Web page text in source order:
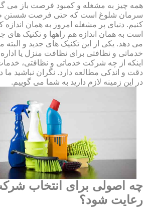
همه چیز به مشغله و کمبود فرصت باز می
سرمان شلوغ است که حتی فرصت شستن
کنیم. دنیای پر مشغله امروز به همان
است به همان اندازه هم راهها و تکنیک های
می دهد. یکی از این تکنیک های جدید و البته
خدماتی و نظافتی برای نظافت منزل یا
اینکه از چه شرکت خدماتی و نظافتی، خدمات
دقت و اندکی مطالعه دارد. نگران نباشید
در این زمینه لازم دارید به شما می گوییم.
چه اصولی برای انتخاب
رعایت شود؟